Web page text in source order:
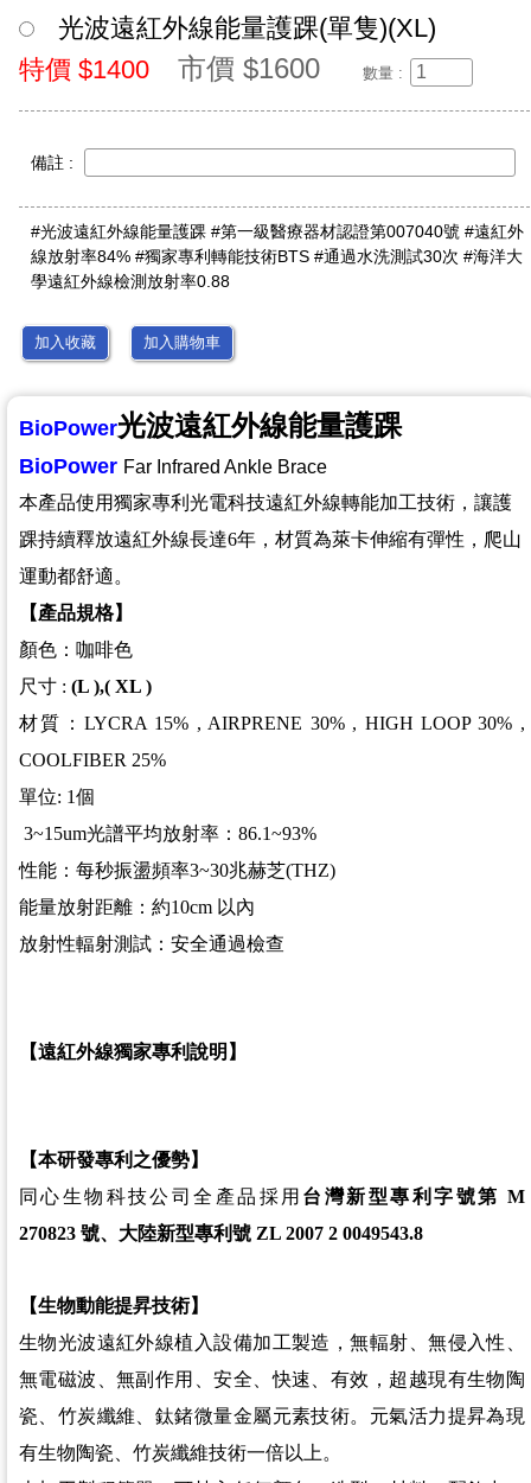
光波遠紅外線能量護踝(單隻)(XL)
特價 $1400 市價 $1600 數量 :
備註 :
#光波遠紅外線能量護踝 #第一級醫療器材認證第007040號 #遠紅外
線放射率84% #獨家專利轉能技術BTS #通過水洗測試30次 #海洋大
學遠紅外線檢測放射率0.88
加入收藏 加入購物車
BioPower光波遠紅外線能量護踝
BioPower Far Infrared Ankle Brace
本產品使用獨家專利光電科技遠紅外線轉能加工技術，讓護
踝持續釋放遠紅外線長達6年，材質為萊卡伸縮有彈性，爬山
運動都舒適。
【產品規格】
顏色：咖啡色
尺寸 : (L),( XL )
材質：LYCRA 15% , AIRPRENE 30% , HIGH LOOP 30% ,
COOLFIBER 25%
單位: 1個
3~15um光譜平均放射率：86.1~93%
性能： 每秒振盪頻率3~30兆赫芝(THZ)
能量放射距離：約10cm 以內
放射性輻射測試：安全通過檢查
【遠紅外線獨家專利說明】
【本研發專利之優勢】
同心生物科技公司全產品採用 台灣新型專利字號第 M
270823 號、 大陸新型專利號 ZL 2007 2 0049543.8
【生物動能提昇技術】
生物光波遠紅外線植入設備加工製造，無輻射、無侵入性、
無電磁波、無副作用、安全、快速、有效， 超越現有生物陶
瓷、竹炭纖維、鈦鍺微量金屬元素技術。元氣活力提昇為現
有生物陶瓷、竹炭纖維技術一倍以上。